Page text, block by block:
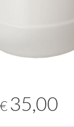
€ 35,00